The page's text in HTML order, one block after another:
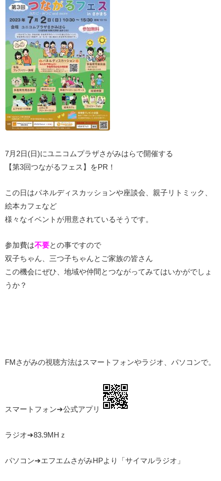
7月2日(日)にユニコムプラザさがみはらで開催する
【第3回つながるフェス】をPR！
この日はパネルディスカッションや座談会、親子リトミック、
絵本カフェなど
様々なイベントが用意されているそうです。
参加費は不要との事ですので
双子ちゃん、三つ子ちゃんとご家族の皆さん
この機会にぜひ、地域や仲間とつながってみてはいかがでしょ
うか？
FMさがみの視聴方法はスマートフォンやラジオ、パソコンで。
スマートフォン➔公式アプリ
ラジオ➔83.9MHｚ
パソコン➔エフエムさがみHPより「サイマルラジオ」